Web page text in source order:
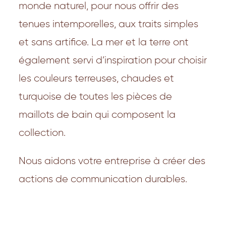
monde naturel, pour nous offrir des
tenues intemporelles, aux traits simples
et sans artifice. La mer et la terre ont
également servi d’inspiration pour choisir
les couleurs terreuses, chaudes et
turquoise de toutes les pièces de
maillots de bain qui composent la
collection.
Nous aidons votre entreprise à créer des
actions de communication durables.